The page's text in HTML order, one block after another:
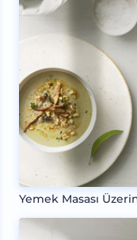
Yemek Masası